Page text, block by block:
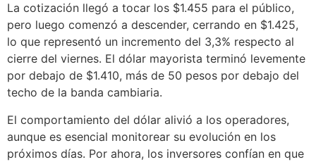
La cotización llegó a tocar los $1.455 para el público,
pero luego comenzó a descender, cerrando en $1.425,
lo que representó un incremento del 3,3% respecto al
cierre del viernes. El dólar mayorista terminó levemente
por debajo de $1.410, más de 50 pesos por debajo del
techo de la banda cambiaria.
El comportamiento del dólar alivió a los operadores,
aunque es esencial monitorear su evolución en los
próximos días. Por ahora, los inversores confían en que